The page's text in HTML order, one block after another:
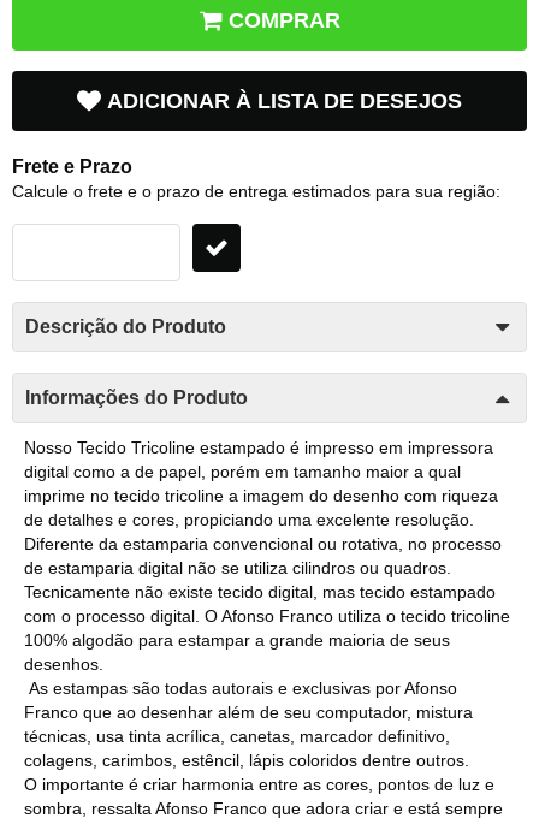
COMPRAR
ADICIONAR À LISTA DE DESEJOS
Frete e Prazo
Calcule o frete e o prazo de entrega estimados para sua região:
Descrição do Produto
Informações do Produto
Nosso Tecido Tricoline estampado é impresso em impressora
digital como a de papel, porém em tamanho maior a qual
imprime no tecido tricoline a imagem do desenho com riqueza
de detalhes e cores, propiciando uma excelente resolução.
Diferente da estamparia convencional ou rotativa, no processo
de estamparia digital não se utiliza cilindros ou quadros.
Tecnicamente não existe tecido digital, mas tecido estampado
com o processo digital. O Afonso Franco utiliza o tecido tricoline
100% algodão para estampar a grande maioria de seus
desenhos.
As estampas são todas autorais e exclusivas por Afonso
Franco que ao desenhar além de seu computador, mistura
técnicas, usa tinta acrílica, canetas, marcador definitivo,
colagens, carimbos, estêncil, lápis coloridos dentre outros.
O importante é criar harmonia entre as cores, pontos de luz e
sombra, ressalta Afonso Franco que adora criar e está sempre